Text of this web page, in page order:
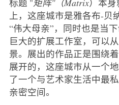
上，这座城市是雅各布-贝
“伟大母亲”，同时也是当
巨大的扩展工作室，可以
景。展出的作品正是围绕
展开的，这座城市从一个
了一个与艺术家生活中最
亲密空间。